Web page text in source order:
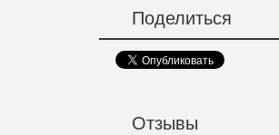
Поделиться
Отзывы